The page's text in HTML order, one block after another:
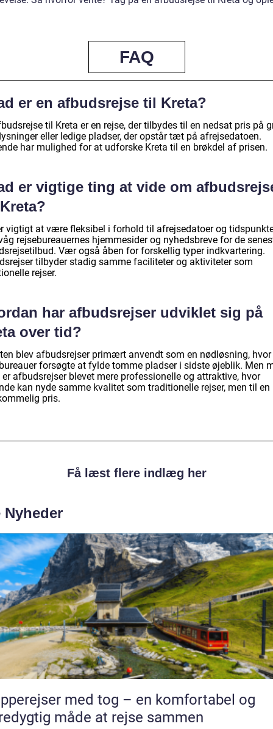
FAQ
er en afbudsrejse til Kreta?
til Kreta er en rejse, der tilbydes til en nedsat pris på
eller ledige pladser, der opstår tæt på afrejsedatoen.
har mulighed for at udforske Kreta til en brøkdel af prisen.
er vigtige ting at vide om
vigtigt at være fleksibel i forhold til afrejsedatoer og
rejsebureauernes hjemmesider og nyhedsbreve for de
Vær også åben for forskellig typer indkvartering.
tilbyder stadig samme faciliteter og aktiviteter som
rejser.
har afbudsrejser udviklet sig på
over tid?
blev afbudsrejser primært anvendt som en nødløsning, hvor
forsøgte at fylde tomme pladser i sidste øjeblik. Men
afbudsrejser blevet mere professionelle og attraktive, hvor
kan nyde samme kvalitet som traditionelle rejser, men til en
pris.
Få læst flere indlæg her
Nyheder
med tog – en komfortabel og
måde at rejse sammen